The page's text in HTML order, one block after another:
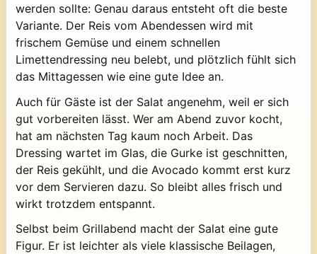
werden sollte: Genau daraus entsteht oft die beste
Variante. Der Reis vom Abendessen wird mit
frischem Gemüse und einem schnellen
Limettendressing neu belebt, und plötzlich fühlt sich
das Mittagessen wie eine gute Idee an.
Auch für Gäste ist der Salat angenehm, weil er sich
gut vorbereiten lässt. Wer am Abend zuvor kocht,
hat am nächsten Tag kaum noch Arbeit. Das
Dressing wartet im Glas, die Gurke ist geschnitten,
der Reis gekühlt, und die Avocado kommt erst kurz
vor dem Servieren dazu. So bleibt alles frisch und
wirkt trotzdem entspannt.
Selbst beim Grillabend macht der Salat eine gute
Figur. Er ist leichter als viele klassische Beilagen,